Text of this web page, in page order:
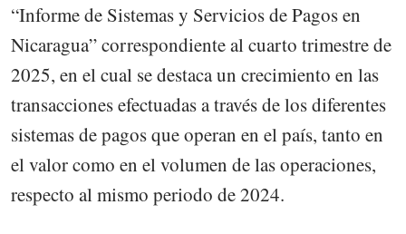
“Informe de Sistemas y Servicios de Pagos en
Nicaragua” correspondiente al cuarto trimestre de
2025, en el cual se destaca un crecimiento en las
transacciones efectuadas a través de los diferentes
sistemas de pagos que operan en el país, tanto en
el valor como en el volumen de las operaciones,
respecto al mismo periodo de 2024.